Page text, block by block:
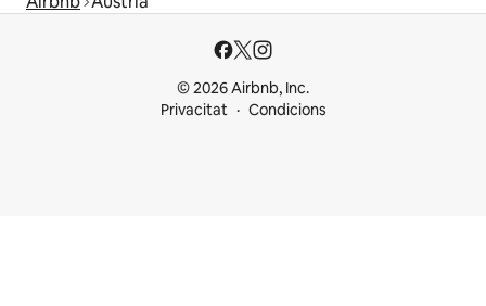
© 2026 Airbnb, Inc.
Privacitat
Condicions